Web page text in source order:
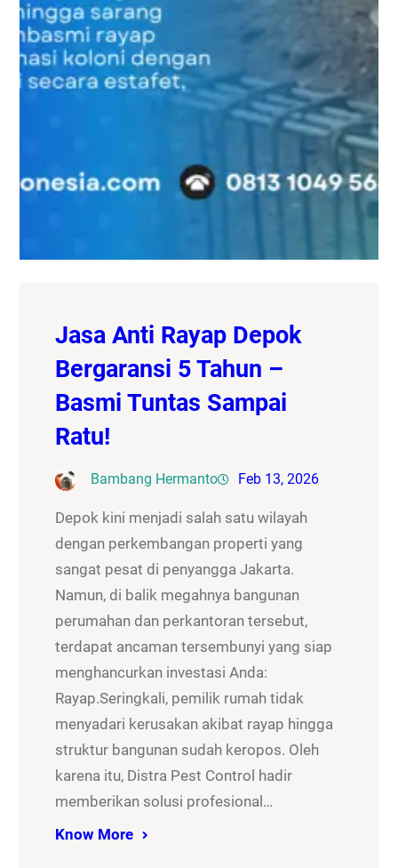
Jasa Anti Rayap Depok
Bergaransi 5 Tahun –
Basmi Tuntas Sampai
Ratu!
Bambang Hermanto Feb 13, 2026
Depok kini menjadi salah satu wilayah
dengan perkembangan properti yang
sangat pesat di penyangga Jakarta.
Namun, di balik megahnya bangunan
perumahan dan perkantoran tersebut,
terdapat ancaman tersembunyi yang siap
menghancurkan investasi Anda:
Rayap.Seringkali, pemilik rumah tidak
menyadari kerusakan akibat rayap hingga
struktur bangunan sudah keropos. Oleh
karena itu, Distra Pest Control hadir
memberikan solusi profesional…
Know More